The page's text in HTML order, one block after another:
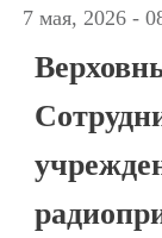
7 мая, 2026 -